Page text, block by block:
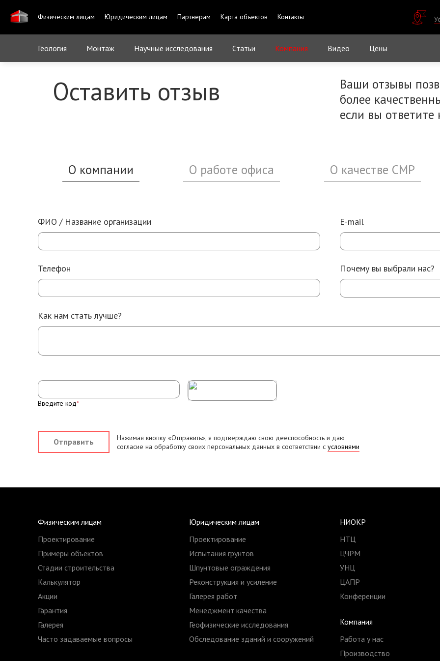
Физическим лицам Юридическим лицам Партнерам Карта объектов Контакты
Геология Монтаж Научные исследования Статьи Компания Видео Цены
Оставить отзыв
Ваши отзывы
более
если вы ответите
О компании О работе офиса О качестве СМР
ФИО / Название организации E-mail
Телефон Почему вы выбрали нас?
Как нам стать лучше?
Введите код*
Отправить
Нажимая кнопку «Отправить», я подтверждаю свою дееспособность и даю
согласие на обработку своих персональных данных в соответствии с условиями
Физическим лицам
Проектирование
Примеры объектов
Стадии строительства
Калькулятор
Акции
Гарантия
Галерея
Часто задаваемые вопросы
Юридическим лицам
Проектирование
Испытания грунтов
Шпунтовые ограждения
Реконструкция и усиление
Галерея работ
Менеджмент качества
Геофизические исследования
Обследование зданий и сооружений
НИОКР
НТЦ
ЦЧРМ
УНЦ
ЦАПР
Конференции
Компания
Работа у нас
Производство